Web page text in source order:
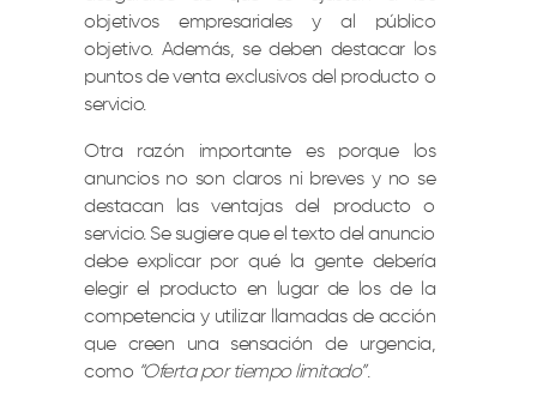
objetivos empresariales y al público
objetivo. Además, se deben destacar los
puntos de venta exclusivos del producto o
servicio.
Otra razón importante es porque los
anuncios no son claros ni breves y no se
destacan las ventajas del producto o
servicio. Se sugiere que el texto del anuncio
debe explicar por qué la gente debería
elegir el producto en lugar de los de la
competencia y utilizar llamadas de acción
que creen una sensación de urgencia,
como “Oferta por tiempo limitado”.